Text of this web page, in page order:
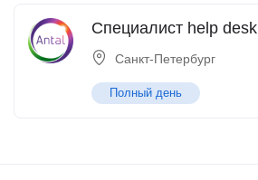
Специалист help desk
Санкт-Петербург
Полный день